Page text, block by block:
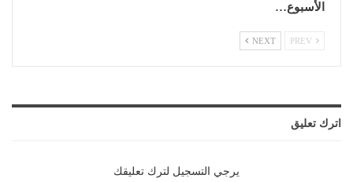
الأسبوع…
NEXT
اترك تعليق
يرجي التسجيل لترك تعليقك